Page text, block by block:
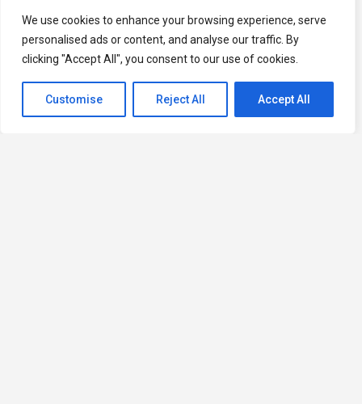
We use cookies to enhance your browsing experience, serve
personalised ads or content, and analyse our traffic. By
clicking "Accept All", you consent to our use of cookies.
Customise Reject All Accept All